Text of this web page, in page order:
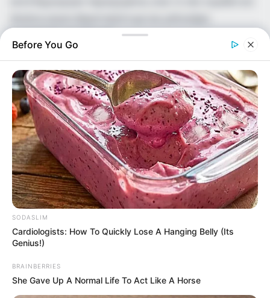
NT Επιμέλεια
Ανδρέας Παπαδάκης
Τελευταία ενημέρωση
26/06/2026, 12:15 · 12:15 ΜΜ
Ελλάδα
Before You Go
SODASLIM
Cardiologists: How To Quickly Lose A Hanging Belly (Its
Genius!)
BRAINBERRIES
She Gave Up A Normal Life To Act Like A Horse